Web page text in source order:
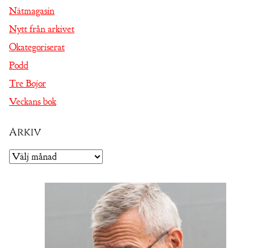
Nätmagasin
Nytt från arkivet
Okategoriserat
Podd
Tre Bojor
Veckans bok
Arkiv
Arkiv